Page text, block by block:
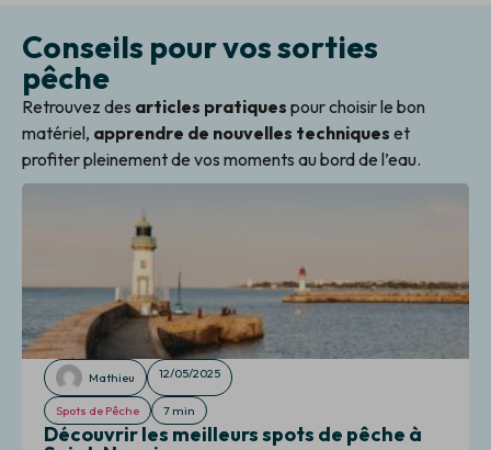
Conseils pour vos sorties
pêche
Retrouvez des articles pratiques pour choisir le bon
matériel, apprendre de nouvelles techniques et
profiter pleinement de vos moments au bord de l’eau.
Mathieu 12/05/2025
Spots de Pêche 7 min
Découvrir les meilleurs spots de pêche à